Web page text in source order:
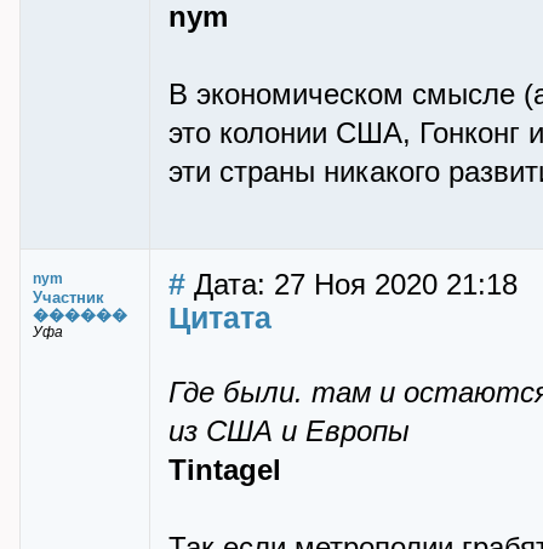
nym
В экономическом смысле
это колонии США, Гонконг
эти страны никакого
nym
Участник
������
Уфа
# Дата: 27 Ноя 2020 21:18
Цитата
Где были. там и
из США и Европы
Tintagel